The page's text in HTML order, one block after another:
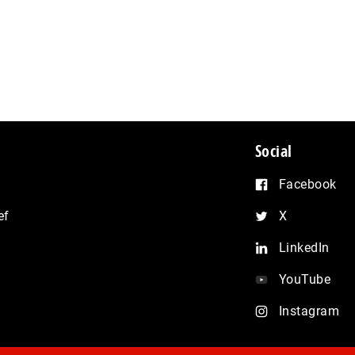
Social
Facebook
X
LinkedIn
YouTube
Instagram